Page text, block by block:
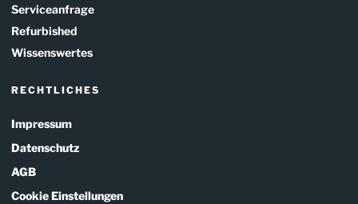
Serviceanfrage
Refurbished
Wissenswertes
RECHTLICHES
Impressum
Datenschutz
AGB
Cookie Einstellungen